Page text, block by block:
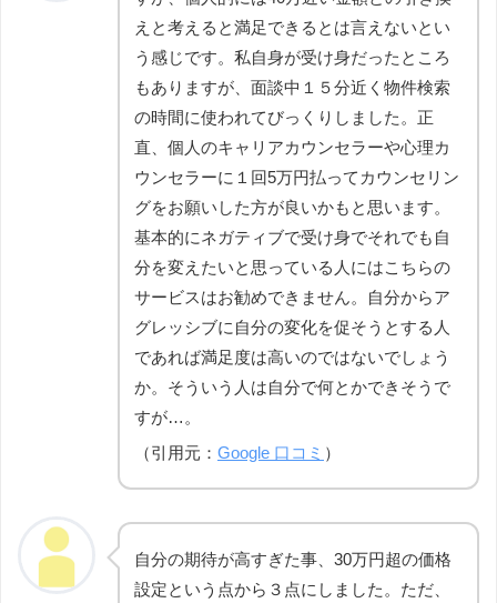
えと考えると満足できるとは言えないとい
う感じです。私自身が受け身だったところ
もありますが、面談中１５分近く物件検索
の時間に使われてびっくりしました。正
直、個人のキャリアカウンセラーや心理カ
ウンセラーに１回5万円払ってカウンセリン
グをお願いした方が良いかもと思います。
基本的にネガティブで受け身でそれでも自
分を変えたいと思っている人にはこちらの
サービスはお勧めできません。自分からア
グレッシブに自分の変化を促そうとする人
であれば満足度は高いのではないでしょう
か。そういう人は自分で何とかできそうで
すが…。
（引用元： Google 口コミ ）
自分の期待が高すぎた事、30万円超の価格
設定という点から３点にしました。ただ、